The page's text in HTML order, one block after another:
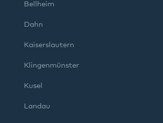
Bellheim
Dahn
Kaiserslautern
Klingenmünster
Kusel
Landau